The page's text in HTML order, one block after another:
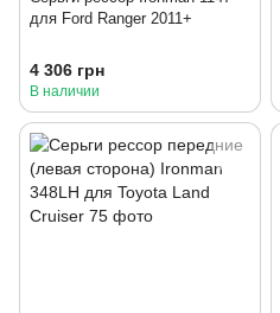
для Ford Ranger 2011+
4 306 грн
В наличии